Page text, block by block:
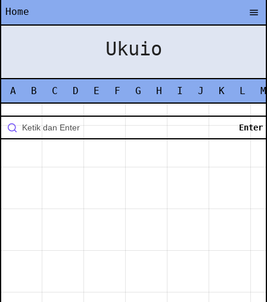
Home
Ukuio
A B C D E F G H I J K L M